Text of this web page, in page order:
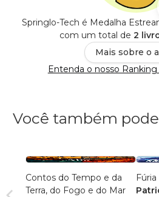
Springlo-Tech é Medalha
com um total de 2
Mais sobre o
Entenda o nosso
Você também
Contos do Tempo e da
Terra, do Fogo e do Mar